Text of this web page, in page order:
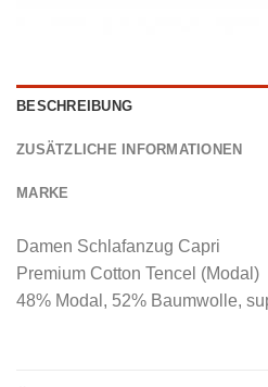
BESCHREIBUNG
ZUSÄTZLICHE INFORMATIONEN
MARKE
Damen Schlafanzug Capri
Premium Cotton Tencel (Modal)
48% Modal, 52% Baumwolle,